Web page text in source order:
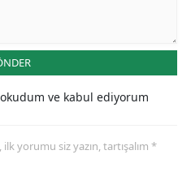
okudum ve kabul ediyorum
yorumu siz yazın, tartışalım *